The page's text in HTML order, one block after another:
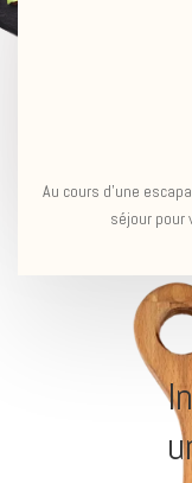
Au cours d’une
séjour pour